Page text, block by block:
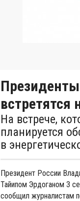
встретятся
На встрече,
планируется
в
Президент России
Тайипом Эрдоганом 3
сообщил журналистам